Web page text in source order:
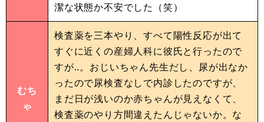
潔な状態か不安でした（笑）
むち
ゃ
検査薬を三本やり、すべて陽性反応が出て
すぐに近くの産婦人科に彼氏と行ったので
すが‥。おじいちゃん先生だし、尿が出なか
ったので尿検査なしで内診したのですが、
まだ日が浅いのか赤ちゃんが見えなくて、
検査薬のやり方間違えたんじゃないか。な